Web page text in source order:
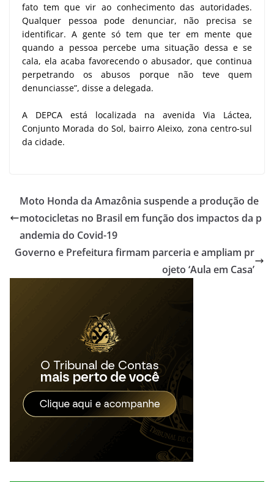
fato tem que vir ao conhecimento das autoridades.
Qualquer pessoa pode denunciar, não precisa se
identificar. A gente só tem que ter em mente que
quando a pessoa percebe uma situação dessa e se
cala, ela acaba favorecendo o abusador, que continua
perpetrando os abusos porque não teve quem
denunciasse”, disse a delegada.
A DEPCA está localizada na avenida Via Láctea,
Conjunto Morada do Sol, bairro Aleixo, zona centro-sul
da cidade.
Moto Honda da Amazônia suspende a produção de
motocicletas no Brasil em função dos impactos da p
andemia do Covid-19
Governo e Prefeitura firmam parceria e ampliam pr
ojeto ‘Aula em Casa’